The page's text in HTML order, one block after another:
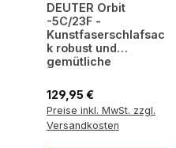
DEUTER Orbit
-5C/23F -
Kunstfaserschlafsac
k robust und
gemütliche
Regulärer Preis:
129,95 €
Preise inkl. MwSt. zzgl.
Versandkosten